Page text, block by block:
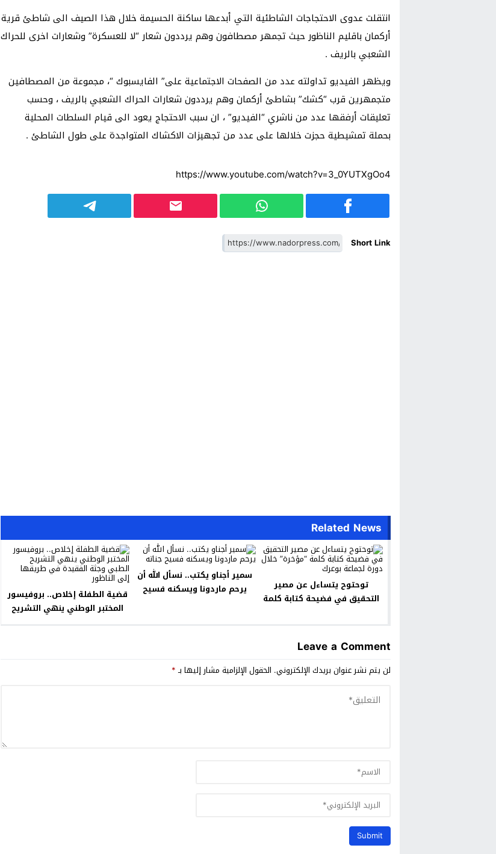
انتقلت عدوى الاحتجاجات الشاطئية التي أبدعها ساكنة الحسيمة خلال هذا الصيف الى شاطئ قرية
أركمان باقليم الناظور حيث تجمهر مصطافون وهم يرددون شعار “لا للعسكرة” وشعارات اخرى للحراك
الشعبي بالريف .
ويظهر الفيديو تداولته عدد من الصفحات الاجتماعية على” الفايسبوك “، مجموعة من المصطافين
متجمهرين قرب “كشك” بشاطئ أركمان وهم يرددون شعارات الحراك الشعبي بالريف ، وحسب
تعليقات أرفقها عدد من ناشري “الفيديو” ، ان سبب الاحتجاج يعود الى قيام السلطات المحلية
بحملة تمشيطية حجزت خلالها على عدد من تجهيزات الاكشاك المتواجدة على طول الشاطئ .
https://www.youtube.com/watch?v=3_0YUTXgOo4
Short Link
Related News
توحتوح يتساءل عن مصير
التحقيق في فضيحة كتابة كلمة
سمير أجناو يكتب.. نسأل الله أن
يرحم ماردونا ويسكنه فسيح
قضية الطفلة إخلاص.. بروفيسور
المختبر الوطني ينهي التشريح
Leave a Comment
لن يتم نشر عنوان بريدك الإلكتروني. الحقول الإلزامية مشار إليها بـ*